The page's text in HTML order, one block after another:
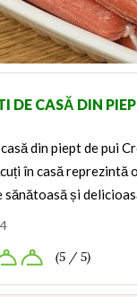
DE CASĂ DIN
din piept de pui
în casă reprezintă o
și
(5 / 5)